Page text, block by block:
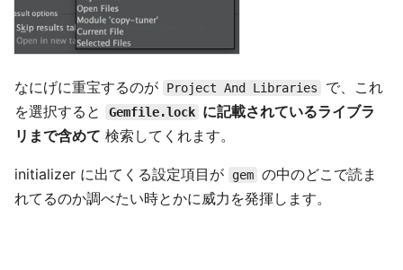
なにげに重宝するのが Project And Libraries
で、これ
を選択すると
Gemfile.lock に記載されているライブラ
リまで含めて 検索してくれます。
initializer に出てくる設定項目が gem の中のどこで読ま
れてるのか調べたい時とかに威力を発揮します。